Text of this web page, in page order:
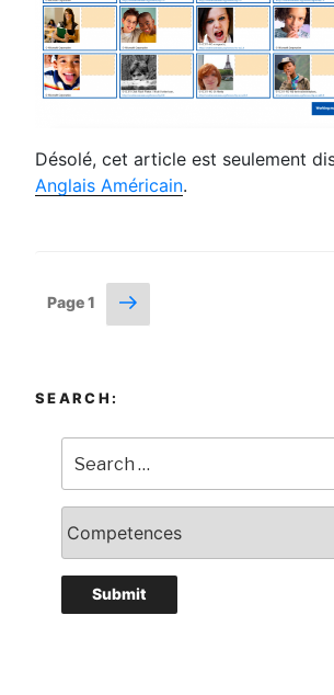
Désolé, cet article est seulement
Anglais Américain.
Posts
Page1
Next
page
SEARCH: